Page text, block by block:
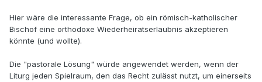
Hier wäre die interessante Frage, ob ein römisch-katholischer
Bischof eine orthodoxe Wiederheiratserlaubnis akzeptieren
könnte (und wollte).
Die "pastorale Lösung" würde angewendet werden, wenn der
Liturg jeden Spielraum, den das Recht zulässt nutzt, um einerseits